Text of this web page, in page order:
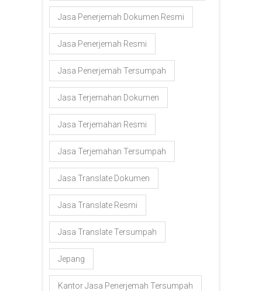
Jasa Penerjemah Dokumen Resmi
Jasa Penerjemah Resmi
Jasa Penerjemah Tersumpah
Jasa Terjemahan Dokumen
Jasa Terjemahan Resmi
Jasa Terjemahan Tersumpah
Jasa Translate Dokumen
Jasa Translate Resmi
Jasa Translate Tersumpah
Jepang
Kantor Jasa Penerjemah Tersumpah